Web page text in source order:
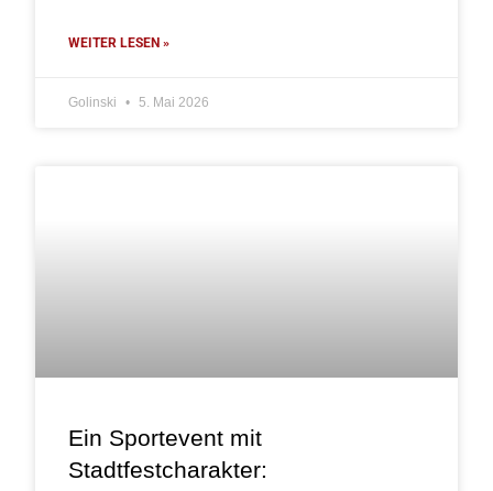
WEITER LESEN »
Golinski 5. Mai 2026
Ein Sportevent mit
Stadtfestcharakter: